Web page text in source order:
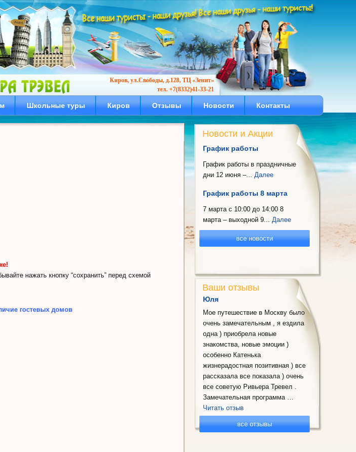
Киров, ул.Свободы, д.128, ТЦ «Зенит»
тел. +7(8332)41-33-21
Школьные туры Киров Отзывы Новости Контакты
нажать кнопку “сохранить” перед схемой
гостевых домов
Новости и Акции
График работы
График работы в праздничные
дни 12 июня –...Далее
График работы 8 марта
7 марта с 10:00 до 14:00 8
марта – выходной 9...Далее
все новости
Ваши отзывы
Юля
Мое путешествие в Москву было
очень замечательным , я ездила
одна ) приобрела новые
знакомства, новые эмоции )
особенно Катенька
жизнерадостная позитивная ) все
рассказала все показала ) очень
все советую Ривьера Тревел .
Замечательная программа …
Читать отзыв
все отзывы